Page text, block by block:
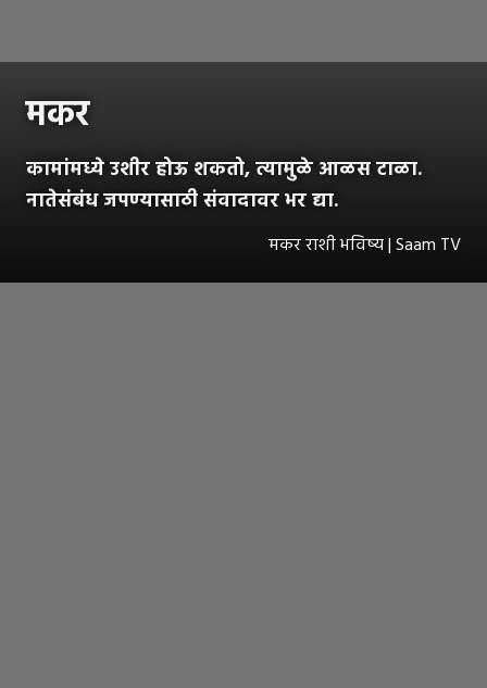
मकर
कामांमध्ये उशीर होऊ शकतो, त्यामुळे आळस टाळा.
नातेसंबंध जपण्यासाठी संवादावर भर द्या.
मकर राशी भविष्य | Saam TV